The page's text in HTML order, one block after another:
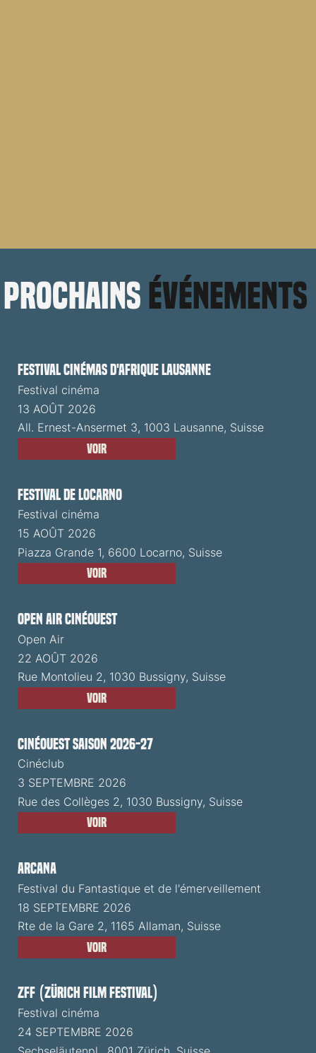
prochains événements
Festival cinémas d'Afrique Lausanne
Festival cinéma
13 AOÛT 2026
All. Ernest-Ansermet 3, 1003 Lausanne, Suisse
Voir
Festival de Locarno
Festival cinéma
15 AOÛT 2026
Piazza Grande 1, 6600 Locarno, Suisse
Voir
Open Air CinéOuest
Open Air
22 AOÛT 2026
Rue Montolieu 2, 1030 Bussigny, Suisse
Voir
CinéOuest Saison 2026-27
Cinéclub
3 SEPTEMBRE 2026
Rue des Collèges 2, 1030 Bussigny, Suisse
Voir
ARCANA
Festival du Fantastique et de l'émerveillement
18 SEPTEMBRE 2026
Rte de la Gare 2, 1165 Allaman, Suisse
Voir
ZFF (Zürich Film Festival)
Festival cinéma
24 SEPTEMBRE 2026